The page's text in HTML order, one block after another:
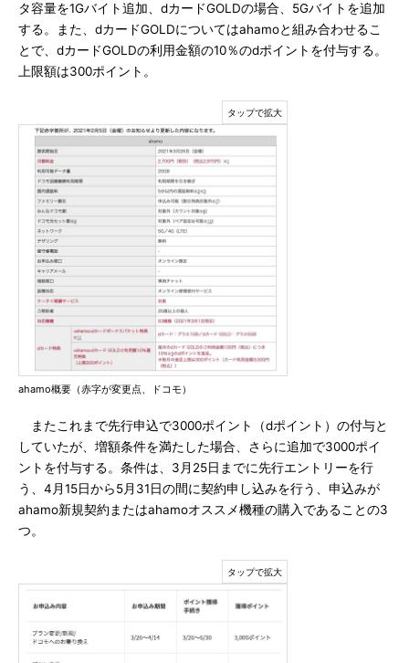
タ容量を1Gバイト追加、dカードGOLDの場合、5Gバイトを追加
する。また、dカードGOLDについてはahamoと組み合わせるこ
とで、dカードGOLDの利用金額の10％のdポイントを付与する。
上限額は300ポイント。
ahamo概要（赤字が変更点、ドコモ）
またこれまで先行申込で3000ポイント（dポイント）の付与と
していたが、増額条件を満たした場合、さらに追加で3000ポイ
ントを付与する。条件は、3月25日までに先行エントリーを行
う、4月15日から5月31日の間に契約申し込みを行う、申込みが
ahamo新規契約またはahamoオススメ機種の購入であることの3
つ。